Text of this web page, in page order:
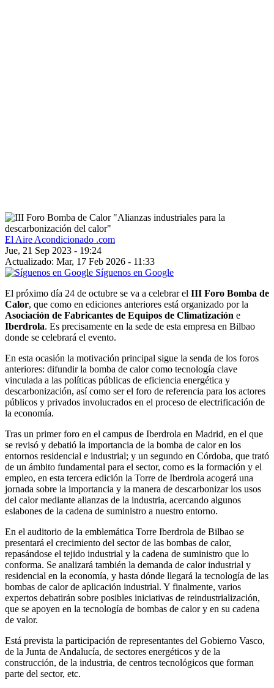
El Aire Acondicionado .com
Jue, 21 Sep 2023 - 19:24
Actualizado: Mar, 17 Feb 2026 - 11:33
Síguenos en Google
El próximo día 24 de octubre se va a celebrar el III Foro Bomba de
Calor, que como en ediciones anteriores está organizado por la
Asociación de Fabricantes de Equipos de Climatización e
Iberdrola. Es precisamente en la sede de esta empresa en Bilbao
donde se celebrará el evento.
En esta ocasión la motivación principal sigue la senda de los foros
anteriores: difundir la bomba de calor como tecnología clave
vinculada a las políticas públicas de eficiencia energética y
descarbonización, así como ser el foro de referencia para los actores
públicos y privados involucrados en el proceso de electrificación de
la economía.
Tras un primer foro en el campus de Iberdrola en Madrid, en el que
se revisó y debatió la importancia de la bomba de calor en los
entornos residencial e industrial; y un segundo en Córdoba, que trató
de un ámbito fundamental para el sector, como es la formación y el
empleo, en esta tercera edición la Torre de Iberdrola acogerá una
jornada sobre la importancia y la manera de descarbonizar los usos
del calor mediante alianzas de la industria, acercando algunos
eslabones de la cadena de suministro a nuestro entorno.
En el auditorio de la emblemática Torre Iberdrola de Bilbao se
presentará el crecimiento del sector de las bombas de calor,
repasándose el tejido industrial y la cadena de suministro que lo
conforma. Se analizará también la demanda de calor industrial y
residencial en la economía, y hasta dónde llegará la tecnología de las
bombas de calor de aplicación industrial. Y finalmente, varios
expertos debatirán sobre posibles iniciativas de reindustrialización,
que se apoyen en la tecnología de bombas de calor y en su cadena
de valor.
Está prevista la participación de representantes del Gobierno Vasco,
de la Junta de Andalucía, de sectores energéticos y de la
construcción, de la industria, de centros tecnológicos que forman
parte del sector, etc.